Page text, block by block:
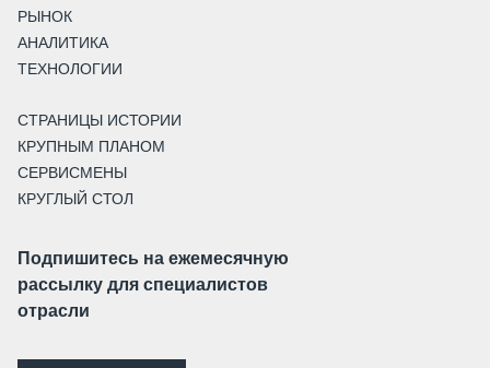
РЫНОК
АНАЛИТИКА
ТЕХНОЛОГИИ
СТРАНИЦЫ ИСТОРИИ
КРУПНЫМ ПЛАНОМ
СЕРВИСМЕНЫ
КРУГЛЫЙ СТОЛ
Подпишитесь на ежемесячную
рассылку для специалистов
отрасли